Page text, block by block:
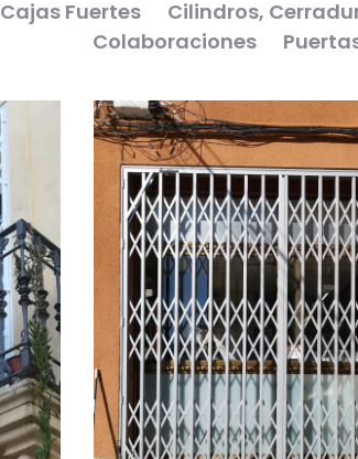
Cajas Fuertes Cilindros,
Colaboraciones